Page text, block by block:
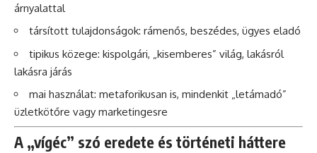
árnyalattal
társított tulajdonságok: rámenős, beszédes, ügyes eladó
tipikus közege: kispolgári, „kisemberes” világ, lakásról
lakásra járás
mai használat: metaforikusan is, mindenkit „letámadó”
üzletkötőre vagy marketingesre
A „vígéc” szó eredete és történeti háttere